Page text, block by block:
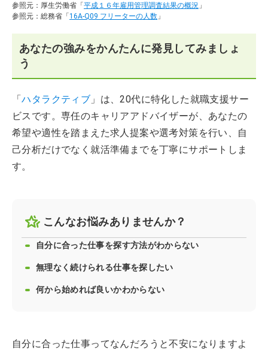
参照元：厚生労働省「平成１６年雇用管理調査結果の概況 」
参照元：総務省「16A-Q09 フリーターの人数 」
あなたの強みをかんたんに発見してみましょ
う
「ハタラクティブ 」は、20代に特化した就職支援サー
ビスです。専任のキャリアアドバイザーが、あなたの
希望や適性を踏まえた求人提案や選考対策を行い、自
己分析だけでなく就活準備までを丁寧にサポートしま
す。
こんなお悩みありませんか？
自分に合った仕事を探す方法がわからない
無理なく続けられる仕事を探したい
何から始めれば良いかわからない
自分に合った仕事ってなんだろうと不安になりますよ